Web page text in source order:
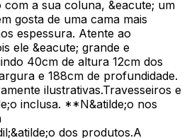
a sua coluna, &eacute; um
gosta de uma cama mais
espessura. Atente ao
ele &eacute; grande e
40cm de altura 12cm dos
e 188cm de profundidade.
ilustrativas.Travesseiros e
inclusa. **N&atilde;o nos
dos produtos.A